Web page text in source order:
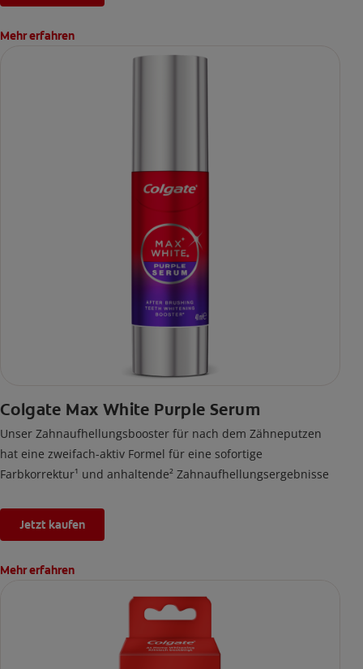
Mehr erfahren
Colgate Max White Purple Serum
Unser Zahnaufhellungsbooster für nach dem Zähneputzen
hat eine zweifach-aktiv Formel für eine sofortige
Farbkorrektur¹ und anhaltende² Zahnaufhellungsergebnisse
Jetzt kaufen
Mehr erfahren